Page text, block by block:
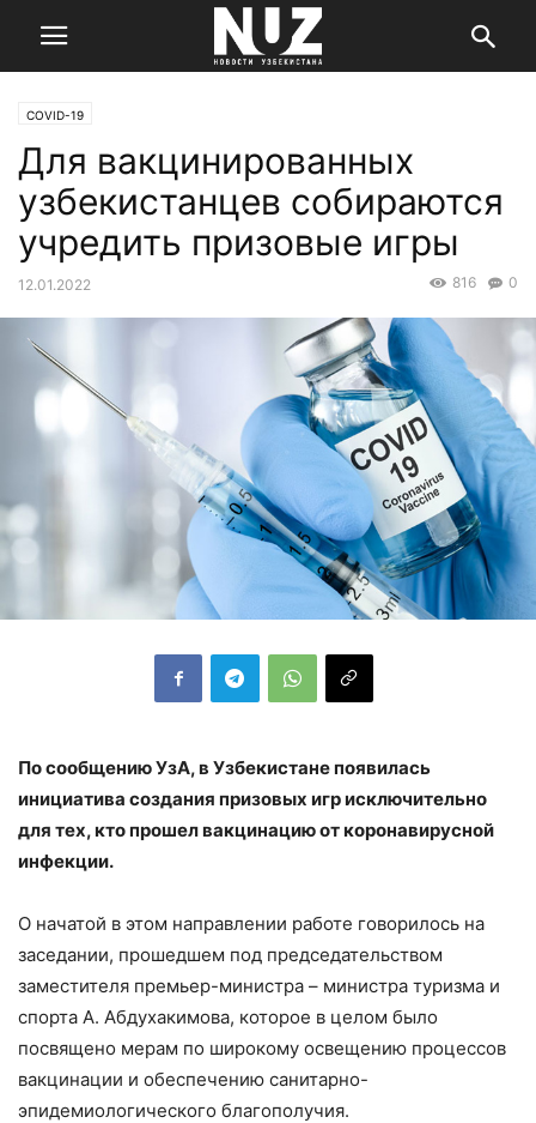
COVID-19
Для вакцинированных
узбекистанцев собираются
учредить призовые игры
12.01.2022 0
816
По сообщению УзА, в Узбекистане появилась
инициатива создания призовых игр исключительно
для тех, кто прошел вакцинацию от коронавирусной
инфекции.
О начатой в этом направлении работе говорилось на
заседании, прошедшем под председательством
заместителя премьер-министра – министра туризма и
спорта А. Абдухакимова, которое в целом было
посвящено мерам по широкому освещению процессов
вакцинации и обеспечению санитарно-
эпидемиологического благополучия.